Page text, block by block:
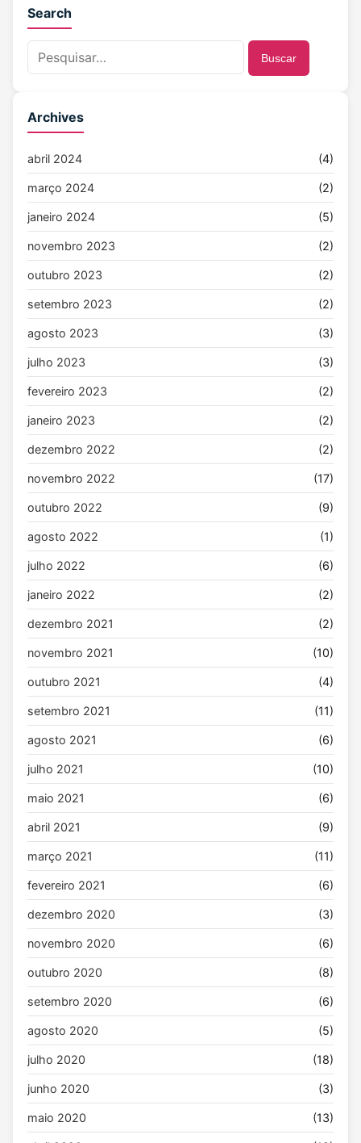
Search
Buscar
Archives
abril 2024 (4)
março 2024 (2)
janeiro 2024 (5)
novembro 2023 (2)
outubro 2023 (2)
setembro 2023 (2)
agosto 2023 (3)
julho 2023 (3)
fevereiro 2023 (2)
janeiro 2023 (2)
dezembro 2022 (2)
novembro 2022 (17)
outubro 2022 (9)
agosto 2022 (1)
julho 2022 (6)
janeiro 2022 (2)
dezembro 2021 (2)
novembro 2021 (10)
outubro 2021 (4)
setembro 2021 (11)
agosto 2021 (6)
julho 2021 (10)
maio 2021 (6)
abril 2021 (9)
março 2021 (11)
fevereiro 2021 (6)
dezembro 2020 (3)
novembro 2020 (6)
outubro 2020 (8)
setembro 2020 (6)
agosto 2020 (5)
julho 2020 (18)
junho 2020 (3)
maio 2020 (13)